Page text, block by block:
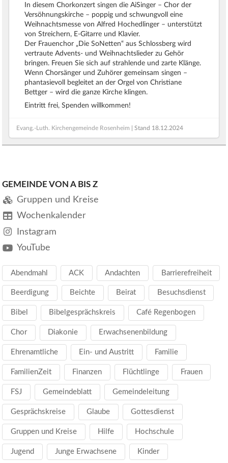
In diesem Chorkonzert singen die AiSinger – Chor der
Versöhnungskirche – poppig und schwungvoll eine
Weihnachtsmesse von Alfred Hochedlinger – unterstützt
von Streichern, E-Gitarre und Klavier.
Der Frauenchor „Die SoNetten“ aus Schlossberg wird
vertraute Advents- und Weihnachtslieder zu Gehör
bringen. Freuen Sie sich auf strahlende und zarte Klänge.
Wenn Chorsänger und Zuhörer gemeinsam singen –
phantasievoll begleitet an der Orgel von Christiane
Bettger – wird die ganze Kirche klingen.
Eintritt frei, Spenden willkommen!
Evang.-Luth. Kirchengemeinde Rosenheim | Stand 18.12.2024
GEMEINDE VON A BIS Z
Gruppen und Kreise
Wochenkalender
Instagram
YouTube
Abendmahl ACK Andachten Barrierefreiheit
Beerdigung Beichte Beirat Besuchsdienst
Bibel Bibelgesprächskreis Café Regenbogen
Chor Diakonie Erwachsenenbildung
Ehrenamtliche Ein- und Austritt Familie
FamilienZeit Finanzen Flüchtlinge Frauen
FSJ Gemeindeblatt Gemeindeleitung
Gesprächskreise Glaube Gottesdienst
Gruppen und Kreise Hilfe Hochschule
Jugend Junge Erwachsene Kinder